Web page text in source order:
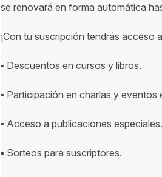
se renovará en forma automática
¡Con tu suscripción tendrás acceso
▪ Descuentos en cursos y libros.
▪ Participación en charlas y eventos
▪ Acceso a publicaciones especiales.
▪ Sorteos para suscriptores.